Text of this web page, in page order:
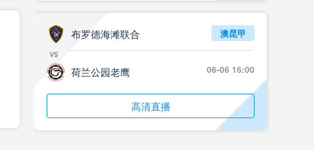
标签
2025年5月21日
标签
比赛录像
05月22日 水晶宫vs狼队 全场录像回放
布罗德海滩联合
vs
荷兰公园老鹰
澳昆甲
06-06 16:00
高清直播